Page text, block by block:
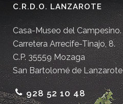
C.R.D.O. LANZAROTE
Casa-Museo del Campesino.
Carretera Arrecife-Tinajo, 8.
C.P. 35559 Mozaga
San Bartolomé de Lanzarote
928 52 10 48